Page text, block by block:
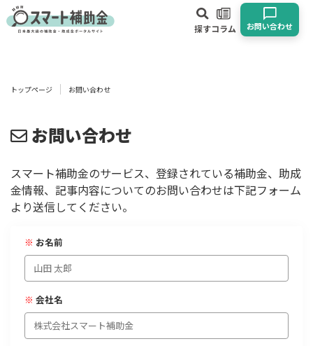
探すコラム お問い合わせ
団体
エリア
業種
建設･不動産業
宿泊･旅館業
使い道
経営改善・経営強化 販路拡大
IT導入
トップページ お問い合わせ
お問い合わせ
スマート補助金のサービス、登録されている補助金、助成
金情報、記事内容についてのお問い合わせは下記フォーム
より送信してください。
※ お名前
※ 会社名